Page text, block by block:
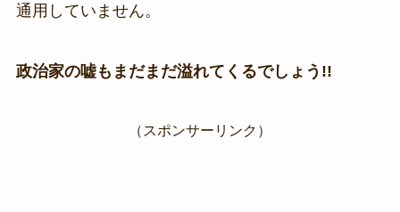
通用していません。
政治家の嘘もまだまだ溢れてくるでしょう!!
（スポンサーリンク）